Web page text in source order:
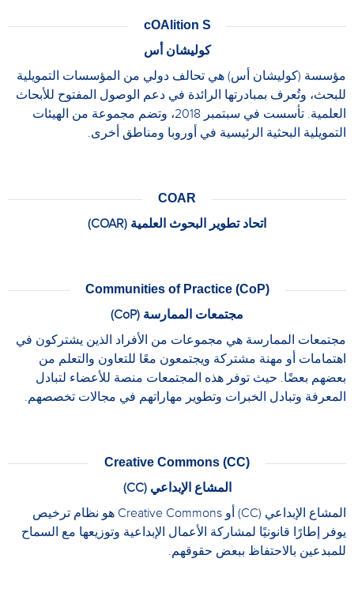
cOAlition S
كوليشان أس
مؤسسة (كوليشان أس) هي تحالف دولي من المؤسسات التمويلية
للبحث، وتُعرف بمبادرتها الرائدة في دعم الوصول المفتوح للأبحاث
العلمية. تأسست في سبتمبر 2018، وتضم مجموعة من الهيئات
التمويلية البحثية الرئيسية في أوروبا ومناطق أخرى.
COAR
اتحاد تطوير البحوث العلمية (COAR)
Communities of Practice (CoP)
مجتمعات الممارسة (CoP)
مجتمعات الممارسة هي مجموعات من الأفراد الذين يشتركون في
اهتمامات أو مهنة مشتركة ويجتمعون معًا للتعاون والتعلم من
بعضهم بعضًا. حيث توفر هذه المجتمعات منصة للأعضاء لتبادل
المعرفة وتبادل الخبرات وتطوير مهاراتهم في مجالات تخصصهم.
Creative Commons (CC)
المشاع الإبداعي (CC)
المشاع الإبداعي (CC) أو Creative Commons هو نظام ترخيص
يوفر إطارًا قانونيًا لمشاركة الأعمال الإبداعية وتوزيعها مع السماح
للمبدعين بالاحتفاظ ببعض حقوقهم.